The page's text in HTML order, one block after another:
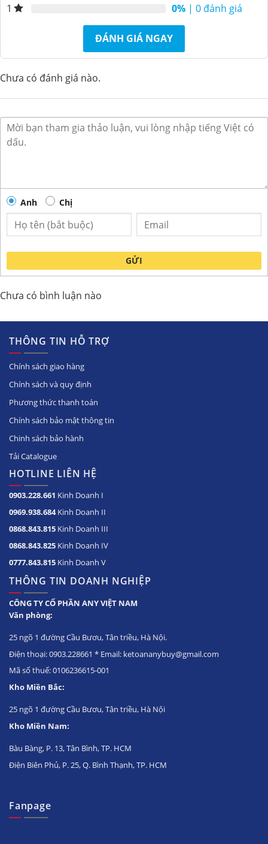
1
0% | 0 đánh giá
ĐÁNH GIÁ NGAY
Chưa có đánh giá nào.
Anh Chị
GỬI
Chưa có bình luận nào
THÔNG TIN HỖ TRỢ
Chính sách giao hàng
Chính sách và quy định
Phương thức thanh toán
Chính sách bảo mật thông tin
Chinh sách bảo hành
Tải Catalogue
HOTLINE LIÊN HỆ
0903.228.661 Kinh Doanh I
0969.938.684Kinh Doanh II
0868.843.815 Kinh Doanh III
0868.843.825 Kinh Doanh IV
0777.843.815 Kinh Doanh V
THÔNG TIN DOANH NGHIỆP
CÔNG TY CỔ PHẦN ANY VIỆT NAM
Văn phòng:
25 ngõ 1 đường Cầu Bươu, Tân triều, Hà Nội.
Điện thoại: 0903.228661 * Email: ketoananybuy@gmail.com
Mã số thuế: 0106236615-001
Kho Miền Bắc:
25 ngõ 1 đường Cầu Bươu, Tân triều, Hà Nội
Kho Miền Nam:
Bàu Bàng, P. 13, Tân Bình, TP. HCM
Điện Biên Phủ, P. 25, Q. Bình Thạnh, TP. HCM
Fanpage